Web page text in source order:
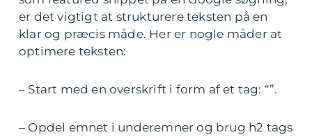
er det vigtigt at strukturere teksten på en
klar og præcis måde. Her er nogle måder at
optimere teksten:
– Start med en overskrift i form af et tag: “”.
– Opdel emnet i underemner og brug h2 tags